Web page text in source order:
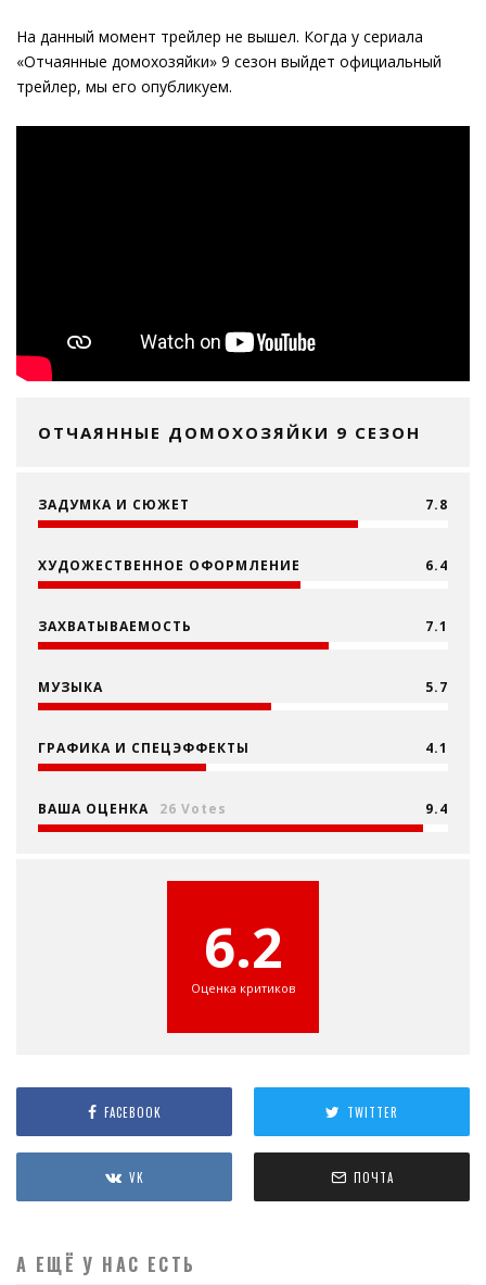
На данный момент трейлер не вышел. Когда у сериала
«Отчаянные домохозяйки» 9 сезон выйдет официальный
трейлер, мы его опубликуем.
ОТЧАЯННЫЕ ДОМОХОЗЯЙКИ 9 СЕЗОН
ЗАДУМКА И СЮЖЕТ 7.8
ХУДОЖЕСТВЕННОЕ ОФОРМЛЕНИЕ 6.4
ЗАХВАТЫВАЕМОСТЬ 7.1
МУЗЫКА 5.7
ГРАФИКА И СПЕЦЭФФЕКТЫ 4.1
ВАША ОЦЕНКА 26 Votes 9.4
6.2
Оценка критиков
FACEBOOK TWITTER
VK ПОЧТА
А ЕЩЁ У НАС ЕСТЬ